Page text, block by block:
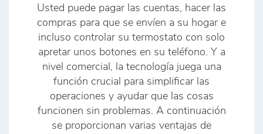
Usted puede pagar las cuentas, hacer las
compras para que se envíen a su hogar e
incluso controlar su termostato con solo
apretar unos botones en su teléfono. Y a
nivel comercial, la tecnología juega una
función crucial para simplificar las
operaciones y ayudar que las cosas
funcionen sin problemas. A continuación
se proporcionan varias ventajas de